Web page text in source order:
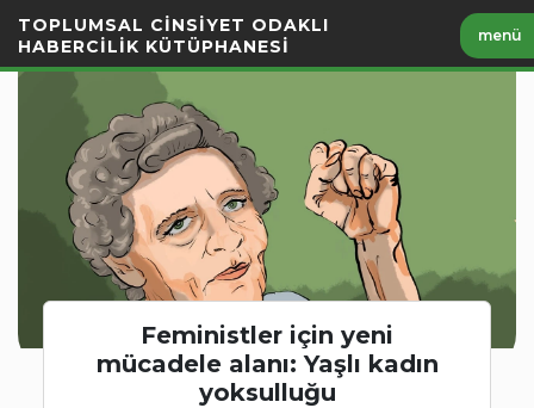
Geç
TOPLUMSAL CİNSİYET ODAKLI
HABERCİLİK KÜTÜPHANESİ
menü
Feministler için yeni
mücadele alanı: Yaşlı kadın
yoksulluğu